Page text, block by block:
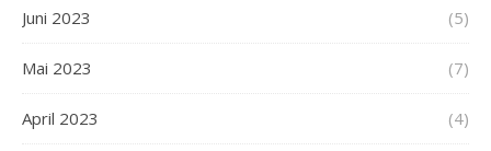
Juni 2023 (5)
Mai 2023 (7)
April 2023 (4)